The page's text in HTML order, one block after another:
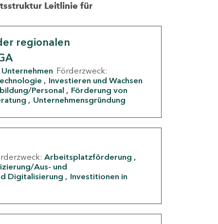
Leitlinie für
regionalen
Unternehmen Förderzweck:
Investieren und Wachsen
Personal
Förderung von
Unternehmensgründung
Arbeitsplatzförderung
Aus- und
Digitalisierung
Investitionen in